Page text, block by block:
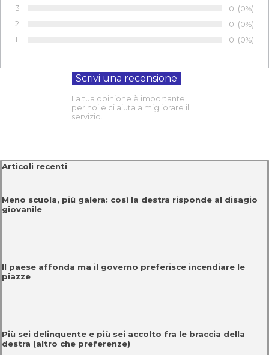
3 Numero
0 (0%)
2 Numero
0 (0%)
1 Numero
0 (0%)
La tua opinione è importante
per noi e ci aiuta a migliorare il
servizio.
Salta blocco Articoli recenti
Articoli recenti
Meno scuola, più galera: così la destra risponde al disagio
giovanile
Il paese affonda ma il governo preferisce incendiare le
piazze
Più sei delinquente e più sei accolto fra le braccia della
destra (altro che preferenze)